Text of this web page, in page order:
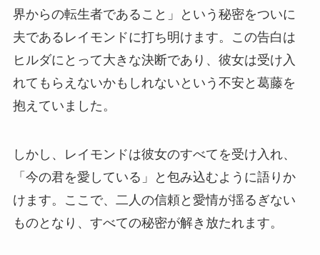
界からの転生者であること」という秘密をついに
夫であるレイモンドに打ち明けます。この告白は
ヒルダにとって大きな決断であり、彼女は受け入
れてもらえないかもしれないという不安と葛藤を
抱えていました。
しかし、レイモンドは彼女のすべてを受け入れ、
「今の君を愛している」と包み込むように語りか
けます。ここで、二人の信頼と愛情が揺るぎない
ものとなり、すべての秘密が解き放たれます。